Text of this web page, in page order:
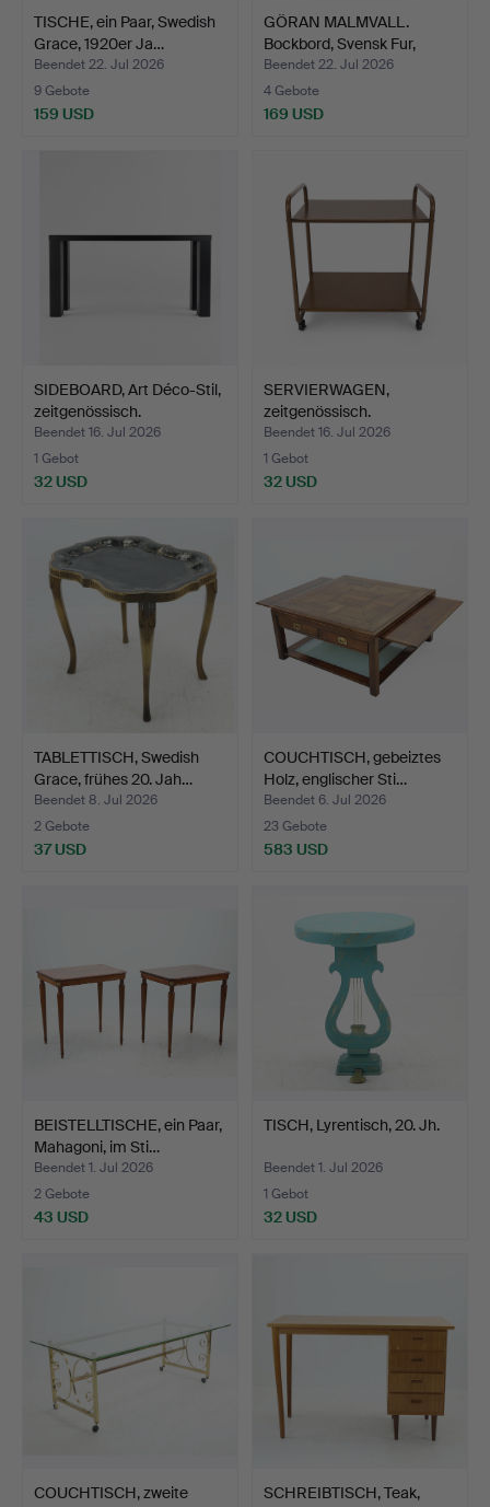
TISCHE, ein Paar, Swedish
Grace, 1920er Ja…
Beendet 22. Jul 2026
9 Gebote
159 USD
GÖRAN MALMVALL.
Bockbord, Svensk Fur,
Schw…
Beendet 22. Jul 2026
4 Gebote
169 USD
SIDEBOARD, Art Déco-Stil,
zeitgenössisch.
Beendet 16. Jul 2026
1 Gebot
32 USD
SERVIERWAGEN,
zeitgenössisch.
Beendet 16. Jul 2026
1 Gebot
32 USD
TABLETTISCH, Swedish
Grace, frühes 20. Jah…
Beendet 8. Jul 2026
2 Gebote
37 USD
COUCHTISCH, gebeiztes
Holz, englischer Sti…
Beendet 6. Jul 2026
23 Gebote
583 USD
BEISTELLTISCHE, ein Paar,
Mahagoni, im Sti…
Beendet 1. Jul 2026
2 Gebote
43 USD
TISCH, Lyrentisch, 20. Jh.
Beendet 1. Jul 2026
1 Gebot
32 USD
COUCHTISCH, zweite
SCHREIBTISCH, Teak,